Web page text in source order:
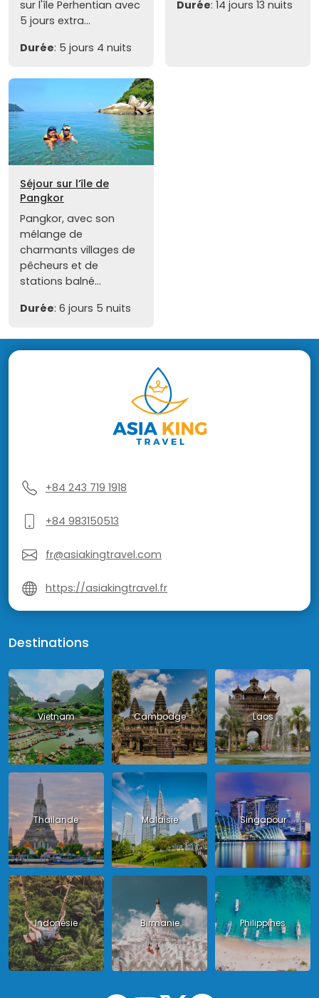
sur l'île Perhentian avec
5 jours extra...
Durée: 5 jours 4 nuits
Durée: 14 jours 13 nuits
Séjour sur l’île de
Pangkor
Pangkor, avec son
mélange de
charmants villages de
pêcheurs et de
stations balné...
Durée: 6 jours 5 nuits
+84 243 719 1918
+84 983150513
fr@asiakingtravel.com
https://asiakingtravel.fr
Destinations
Vietnam Cambodge Laos
Thailande Malaisie Singapour
Indonésie Birmanie Philippines